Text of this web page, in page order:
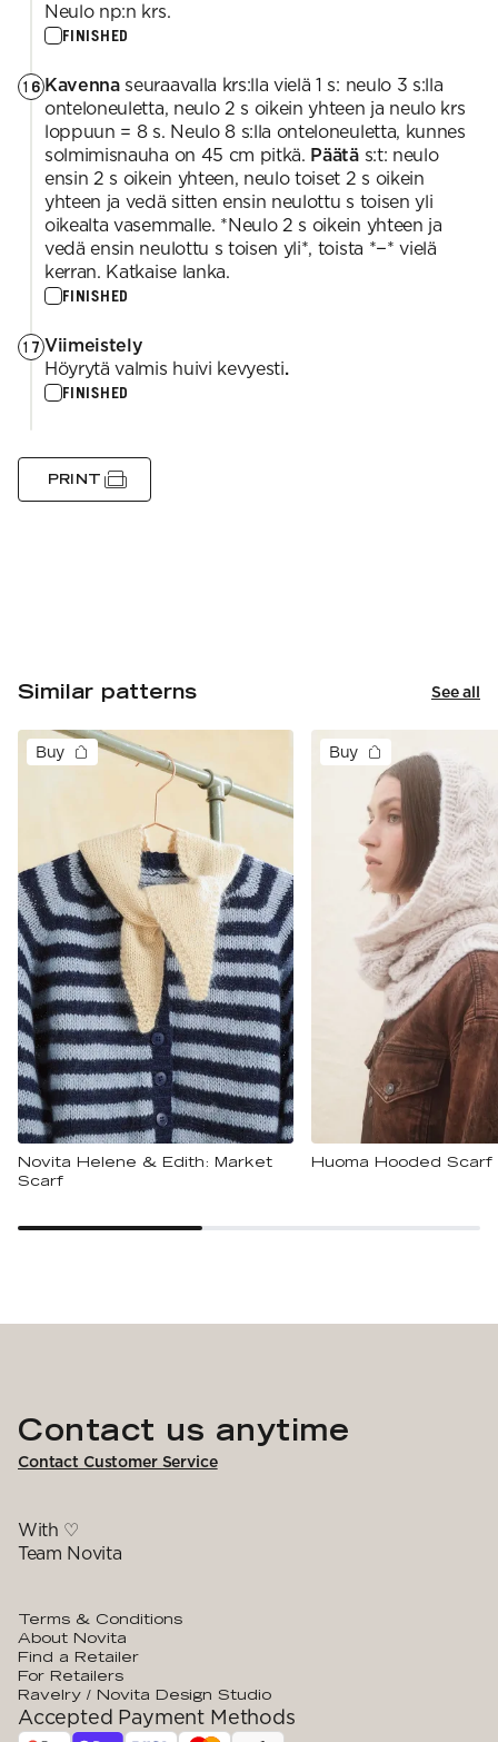
Neulo np:n krs.
FINISHED
16 Kavennaseuraavalla krs:lla vielä 1 s: neulo 3 s:lla
onteloneuletta, neulo 2 s oikein yhteen ja neulo krs
loppuun = 8 s. Neulo 8 s:lla onteloneuletta, kunnes
solmimisnauha on 45 cm pitkä. Päätä s:t: neulo
ensin 2 s oikein yhteen, neulo toiset 2 s oikein
yhteen ja vedä sitten ensin neulottu s toisen yli
oikealta vasemmalle. *Neulo 2 s oikein yhteen ja
vedä ensin neulottu s toisen yli*, toista *−* vielä
kerran. Katkaise lanka.
FINISHED
17 Viimeistely
Höyrytä valmis huivi kevyesti.
FINISHED
PRINT
Similar patterns See all
Buy
Novita Helene & Edith: Market
Scarf
Buy
Huoma Hooded Scarf
Contact us anytime
Contact Customer Service
With ♡
Team Novita
Terms & Conditions
About Novita
Find a Retailer
For Retailers
Ravelry / Novita Design Studio
Accepted Payment Methods